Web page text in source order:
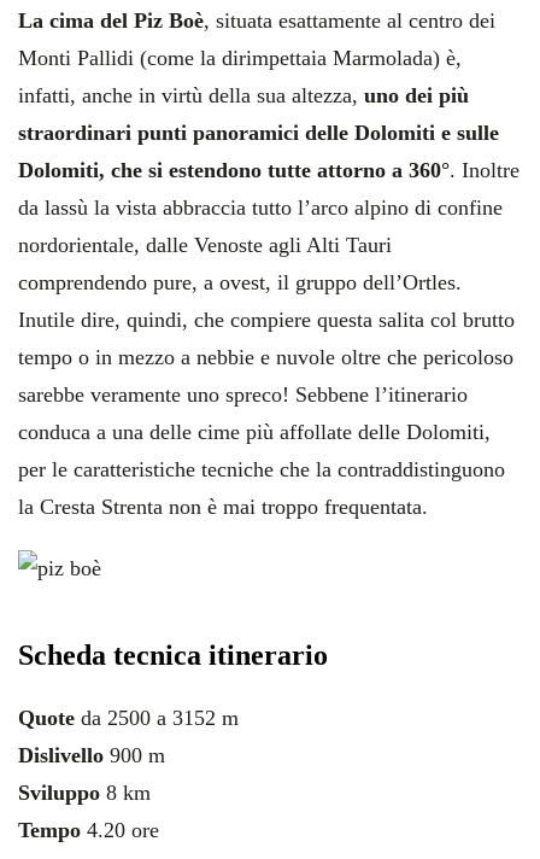
La cima del Piz Boè, situata esattamente al centro dei
Monti Pallidi (come la dirimpettaia Marmolada) è,
infatti, anche in virtù della sua altezza, uno dei più
straordinari punti panoramici delle Dolomiti e sulle
Dolomiti, che si estendono tutte attorno a 360°. Inoltre
da lassù la vista abbraccia tutto l’arco alpino di confine
nordorientale, dalle Venoste agli Alti Tauri
comprendendo pure, a ovest, il gruppo dell’Ortles.
Inutile dire, quindi, che compiere questa salita col brutto
tempo o in mezzo a nebbie e nuvole oltre che pericoloso
sarebbe veramente uno spreco! Sebbene l’itinerario
conduca a una delle cime più affollate delle Dolomiti,
per le caratteristiche tecniche che la contraddistinguono
la Cresta Strenta non è mai troppo frequentata.
Scheda tecnica itinerario
Quote da 2500 a 3152 m
Dislivello 900 m
Sviluppo 8 km
Tempo 4.20 ore